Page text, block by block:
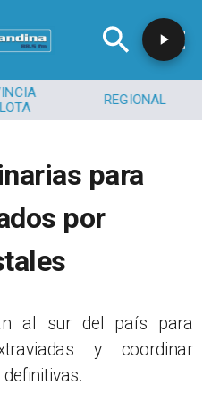
REGIONAL
para
por
al sur del país para
y coordinar